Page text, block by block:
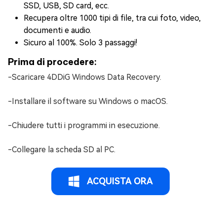
SSD, USB, SD card, ecc.
Recupera oltre 1000 tipi di file, tra cui foto, video,
documenti e audio.
Sicuro al 100%. Solo 3 passaggi!
Prima di procedere:
-Scaricare 4DDiG Windows Data Recovery.
-Installare il software su Windows o macOS.
-Chiudere tutti i programmi in esecuzione.
-Collegare la scheda SD al PC.
ACQUISTA ORA